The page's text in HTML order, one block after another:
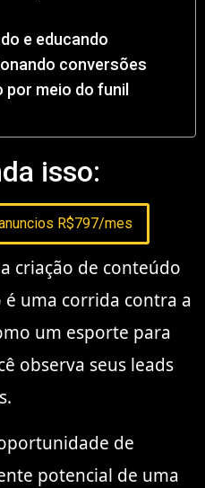
e educando
conversões
meio do funil
isso:
R$797/mes
criação de conteúdo
uma corrida contra a
um esporte para
observa seus leads
de
potencial de uma